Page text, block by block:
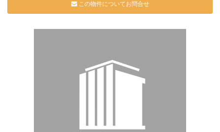
この物件についてお問合せ